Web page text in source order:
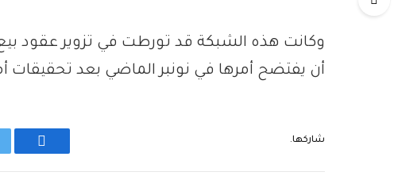
وكانت هذه الشبكة قد تورطت في تزوير عقود
أن يفتضح أمرها في نونبر الماضي بعد تحقيقات
شاركها.